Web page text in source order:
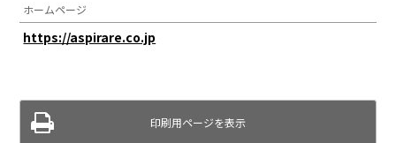
ホームページ
https://aspirare.co.jp
印刷用ページを表示